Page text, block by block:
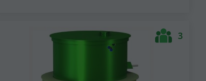
3